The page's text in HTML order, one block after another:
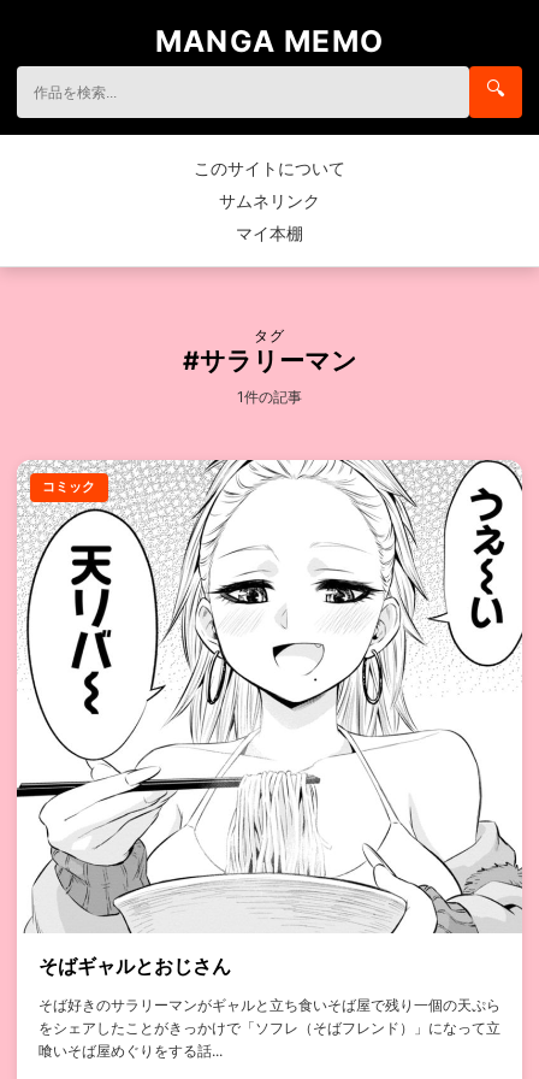
MANGA MEMO
🔍
このサイトについて
サムネリンク
マイ本棚
タグ
#サラリーマン
1件の記事
コミック
そばギャルとおじさん
そば好きのサラリーマンがギャルと立ち食いそば屋で残り一個の天ぷら
をシェアしたことがきっかけで「ソフレ（そばフレンド）」になって立
喰いそば屋めぐりをする話...